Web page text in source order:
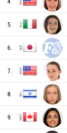
5.
6.
7.
8.
9.